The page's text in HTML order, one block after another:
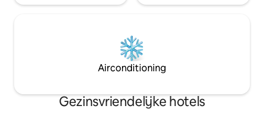
Airconditioning
Gezinsvriendelijke hotels